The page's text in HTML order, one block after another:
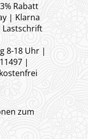
Rabatt
| Klarna
8-18 Uhr |
|
zum